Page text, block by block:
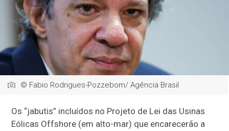
© Fabio Rodrigues-Pozzebom/ Agência Brasil
Os “jabutis” incluídos no Projeto de Lei das Usinas
Eólicas Offshore (em alto-mar) que encarecerão a